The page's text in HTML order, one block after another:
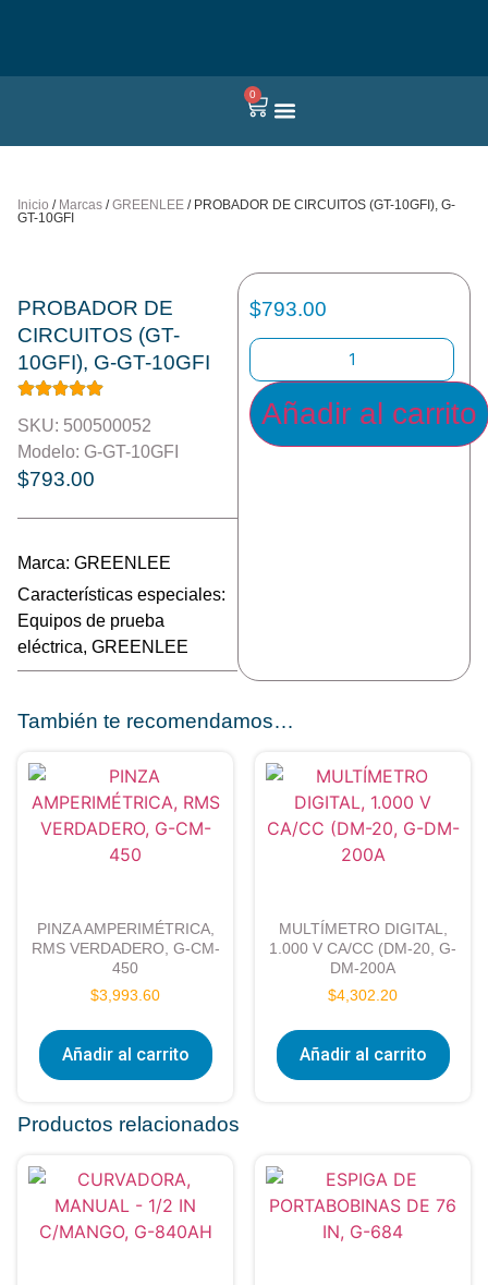
0
Inicio / Marcas /GREENLEE / PROBADOR DE CIRCUITOS (GT-10GFI), G-
GT-10GFI
PROBADOR DE
CIRCUITOS (GT-
10GFI), G-GT-10GFI
SKU: 500500052
Modelo: G-GT-10GFI
$793.00
Marca: GREENLEE
Características especiales:
Equipos de prueba
eléctrica, GREENLEE
$793.00
Añadir al carrito
También te recomendamos…
PINZA AMPERIMÉTRICA,
RMS VERDADERO, G-CM-
450
$3,993.60
Añadir al carrito
MULTÍMETRO DIGITAL,
1.000 V CA/CC (DM-20, G-
DM-200A
$4,302.20
Añadir al carrito
Productos relacionados